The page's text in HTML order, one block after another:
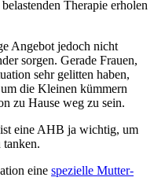
Therapie erholen
Angebot jedoch nicht
sorgen. Gerade Frauen,
sehr gelitten haben,
die Kleinen kümmern
zu Hause weg zu sein.
eine AHB ja wichtig, um
eine spezielle Mutter-